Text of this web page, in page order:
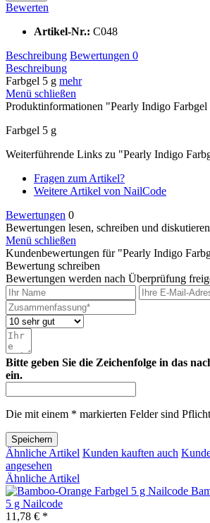
Bewerten
Artikel-Nr.: C048
Beschreibung Bewertungen 0
Beschreibung
Farbgel 5 g mehr
Menü schließen
Produktinformationen "Pearly Indigo
Farbgel 5 g
Weiterführende Links zu "Pearly Indigo
Fragen zum Artikel?
Weitere Artikel von NailCode
Bewertungen 0
Bewertungen lesen, schreiben und
Menü schließen
Kundenbewertungen für "Pearly Indigo
Bewertung schreiben
Bewertungen werden nach Überprüfung
Bitte geben Sie die Zeichenfolge in das
ein.
Die mit einem * markierten Felder sind
Speichern
Ähnliche Artikel Kunden kauften auch
angesehen
Ähnliche Artikel
5 g Nailcode
11,78 € *